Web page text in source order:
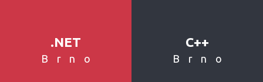
.NET
Brno
C++
Brno